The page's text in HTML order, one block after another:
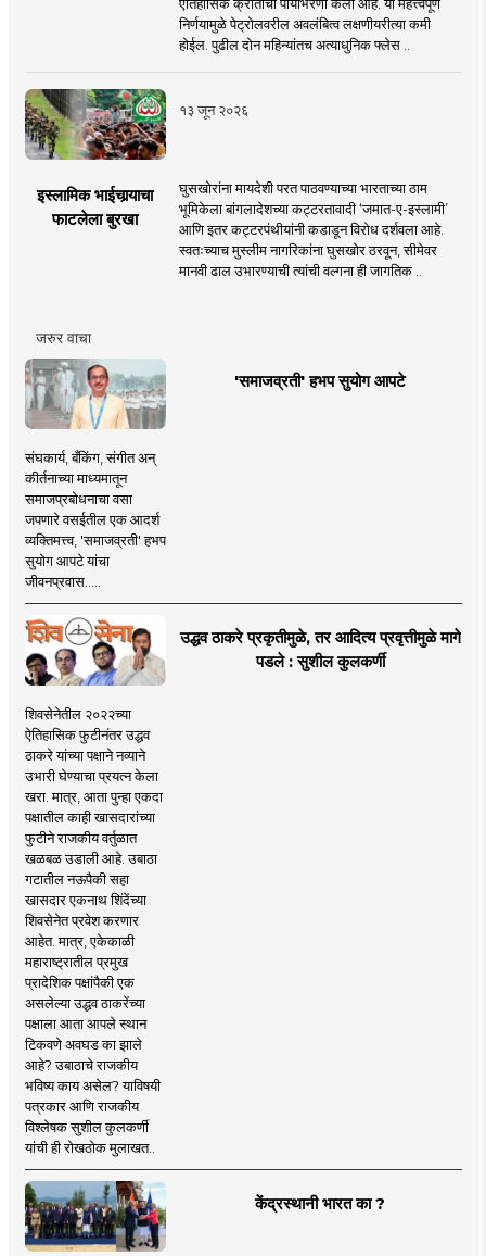
ऐतिहासिक क्रांतीची पायाभरणी केली आहे. या महत्त्वपूर्ण
निर्णयामुळे पेट्रोलवरील अवलंबित्व लक्षणीयरीत्या कमी
होईल. पुढील दोन महिन्यांतच अत्याधुनिक फ्लेस ..
१३ जून २०२६
इस्लामिक भाईचार्‍याचा
फाटलेला बुरखा
घुसखोरांना मायदेशी परत पाठवण्याच्या भारताच्या ठाम
भूमिकेला बांगलादेशच्या कट्टरतावादी ‘जमात-ए-इस्लामी’
आणि इतर कट्टरपंथीयांनी कडाडून विरोध दर्शवला आहे.
स्वतःच्याच मुस्लीम नागरिकांना घुसखोर ठरवून, सीमेवर
मानवी ढाल उभारण्याची त्यांची वल्गना ही जागतिक ..
जरुर वाचा
'समाजव्रती' हभप सुयोग आपटे
संघकार्य, बँकिंग, संगीत अन्
कीर्तनाच्या माध्यमातून
समाजप्रबोधनाचा वसा
जपणारे वसईतील एक आदर्श
व्यक्तिमत्त्व, 'समाजव्रती' हभप
सुयोग आपटे यांचा
जीवनप्रवास.....
उद्धव ठाकरे प्रकृतीमुळे, तर आदित्य प्रवृत्तीमुळे मागे
पडले : सुशील कुलकर्णी
शिवसेनेतील २०२२च्या
ऐतिहासिक फुटीनंतर उद्धव
ठाकरे यांच्या पक्षाने नव्याने
उभारी घेण्याचा प्रयत्न केला
खरा. मात्र, आता पुन्हा एकदा
पक्षातील काही खासदारांच्या
फुटीने राजकीय वर्तुळात
खळबळ उडाली आहे. उबाठा
गटातील नऊपैकी सहा
खासदार एकनाथ शिंदेंच्या
शिवसेनेत प्रवेश करणार
आहेत. मात्र, एकेकाळी
महाराष्ट्रातील प्रमुख
प्रादेशिक पक्षांपैकी एक
असलेल्या उद्धव ठाकरेंच्या
पक्षाला आता आपले स्थान
टिकवणे अवघड का झाले
आहे? उबाठाचे राजकीय
भविष्य काय असेल? याविषयी
पत्रकार आणि राजकीय
विश्लेषक सुशील कुलकर्णी
यांची ही रोखठोक मुलाखत..
केंद्रस्थानी भारत का ?